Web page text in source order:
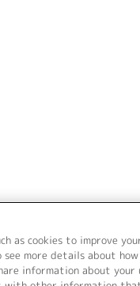
as cookies to improve
see more details about
information about